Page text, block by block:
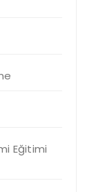
Eğitimi